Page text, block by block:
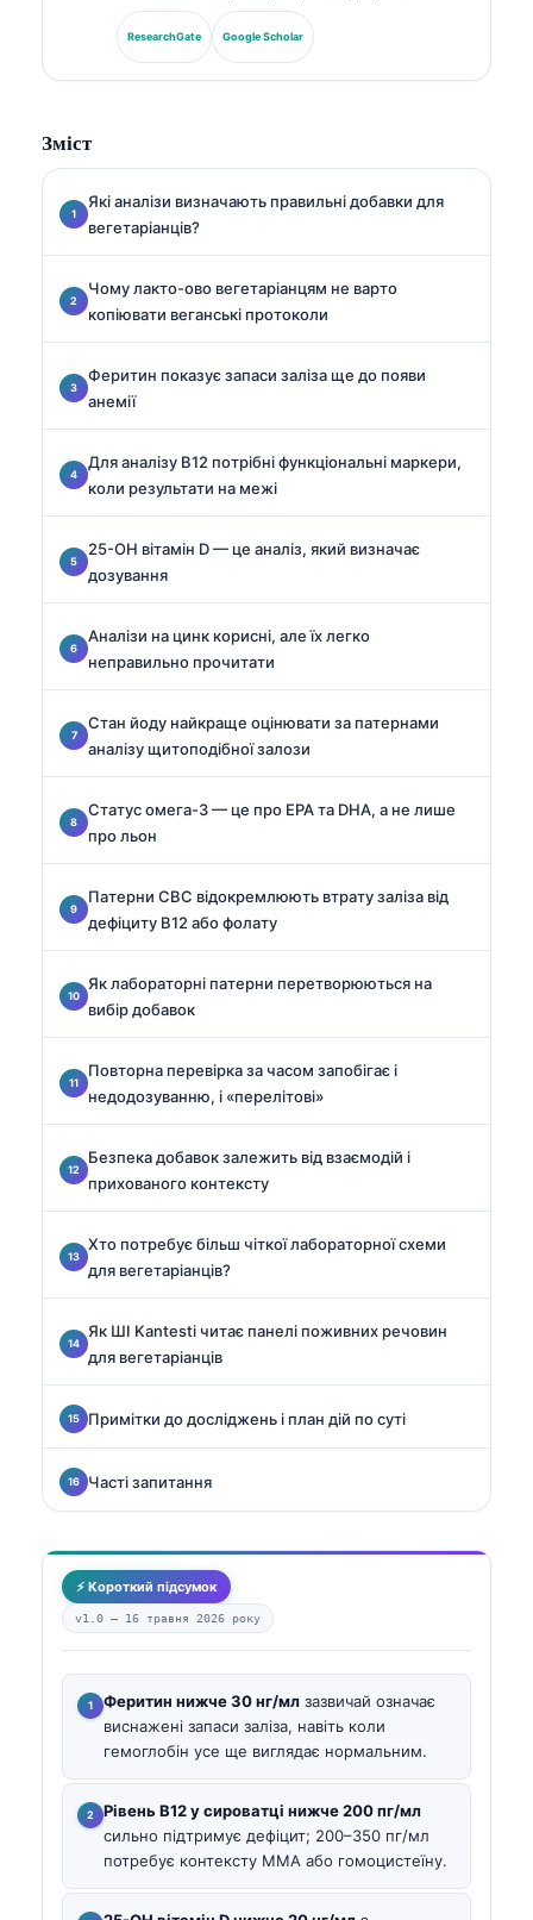
дослідженнях біомаркерів. Колишній президент
Німецького товариства клінічної хімії, він
спеціалізується на аналізі діагностичних панелей,
ResearchGate Google Scholar
Зміст
Які аналізи визначають правильні добавки для
вегетаріанців?
Чому лакто-ово вегетаріанцям не варто
копіювати веганські протоколи
Феритин показує запаси заліза ще до появи
анемії
Для аналізу B12 потрібні функціональні маркери,
коли результати на межі
25-OH вітамін D — це аналіз, який визначає
дозування
Аналізи на цинк корисні, але їх легко
неправильно прочитати
Стан йоду найкраще оцінювати за патернами
аналізу щитоподібної залози
Статус омега-3 — це про EPA та DHA, а не лише
про льон
Патерни CBC відокремлюють втрату заліза від
дефіциту B12 або фолату
Як лабораторні патерни перетворюються на
вибір добавок
Повторна перевірка за часом запобігає і
недодозуванню, і «перелітові»
Безпека добавок залежить від взаємодій і
прихованого контексту
Хто потребує більш чіткої лабораторної схеми
для вегетаріанців?
Як ШІ Kantesti читає панелі поживних речовин
для вегетаріанців
Примітки до досліджень і план дій по суті
Часті запитання
⚡ Короткий підсумок
v1.0 — 16 травня 2026 року
Феритин нижче 30 нг/мл зазвичай означає
виснажені запаси заліза, навіть коли
гемоглобін усе ще виглядає нормальним.
Рівень B12 у сироватці нижче 200 пг/мл
сильно підтримує дефіцит; 200–350 пг/мл
потребує контексту MMA або гомоцистеїну.